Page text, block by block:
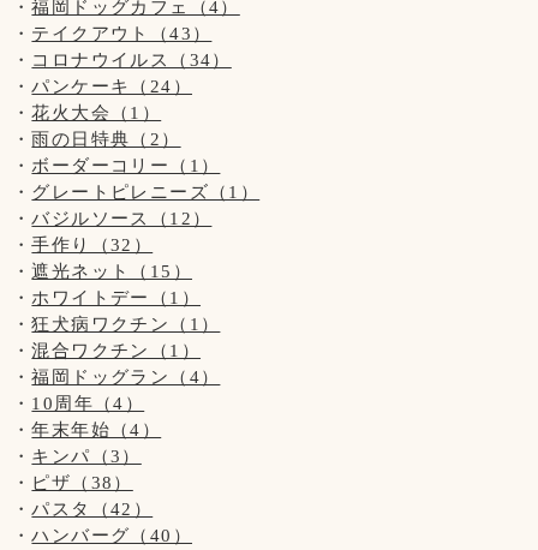
8月30日はカイトくんの7歳のお誕生日でした！！
おめでとうございます(๑•ᴗ•๑)♡
カチューシャ、BeBeにも付けてくれましたww
福岡ドッグカフェ（4）
テイクアウト（43）
コロナウイルス（34）
パンケーキ（24）
花火大会（1）
雨の日特典（2）
ボーダーコリー（1）
グレートピレニーズ（1）
バジルソース（12）
手作り（32）
遮光ネット（15）
ホワイトデー（1）
狂犬病ワクチン（1）
混合ワクチン（1）
福岡ドッグラン（4）
10周年（4）
年末年始（4）
キンパ（3）
ピザ（38）
パスタ（42）
ハンバーグ（40）